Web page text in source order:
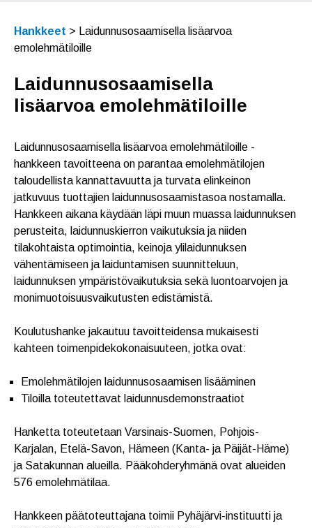
Hankkeet > Laidunnusosaamisella lisäarvoa
emolehmätiloille
Laidunnusosaamisella
lisäarvoa emolehmätiloille
Laidunnusosaamisella lisäarvoa emolehmätiloille -
hankkeen tavoitteena on parantaa emolehmätilojen
taloudellista kannattavuutta ja turvata elinkeinon
jatkuvuus tuottajien laidunnusosaamistasoa nostamalla.
Hankkeen aikana käydään läpi muun muassa laidunnuksen
perusteita, laidunnuskierron vaikutuksia ja niiden
tilakohtaista optimointia, keinoja ylilaidunnuksen
vähentämiseen ja laiduntamisen suunnitteluun,
laidunnuksen ympäristövaikutuksia sekä luontoarvojen ja
monimuotoisuusvaikutusten edistämistä.
Koulutushanke jakautuu tavoitteidensa mukaisesti
kahteen toimenpidekokonaisuuteen, jotka ovat:
Emolehmätilojen laidunnusosaamisen lisääminen
Tiloilla toteutettavat laidunnusdemonstraatiot
Hanketta toteutetaan Varsinais-Suomen, Pohjois-
Karjalan, Etelä-Savon, Hämeen (Kanta- ja Päijät-Häme)
ja Satakunnan alueilla. Pääkohderyhmänä ovat alueiden
576 emolehmätilaa.
Hankkeen päätoteuttajana toimii Pyhäjärvi-instituutti ja